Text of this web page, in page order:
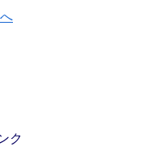
ク